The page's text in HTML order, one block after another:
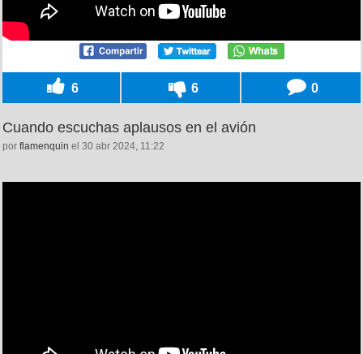
6 6 0
Cuando escuchas aplausos en el avión
por flamenquin el 30 abr 2024, 11:22